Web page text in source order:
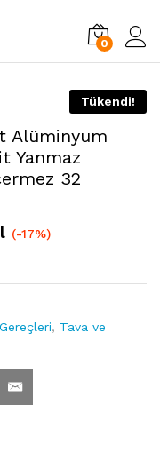
0
Tükendi!
Alüminyum
Yanmaz
32
(-17%)
, Tava ve